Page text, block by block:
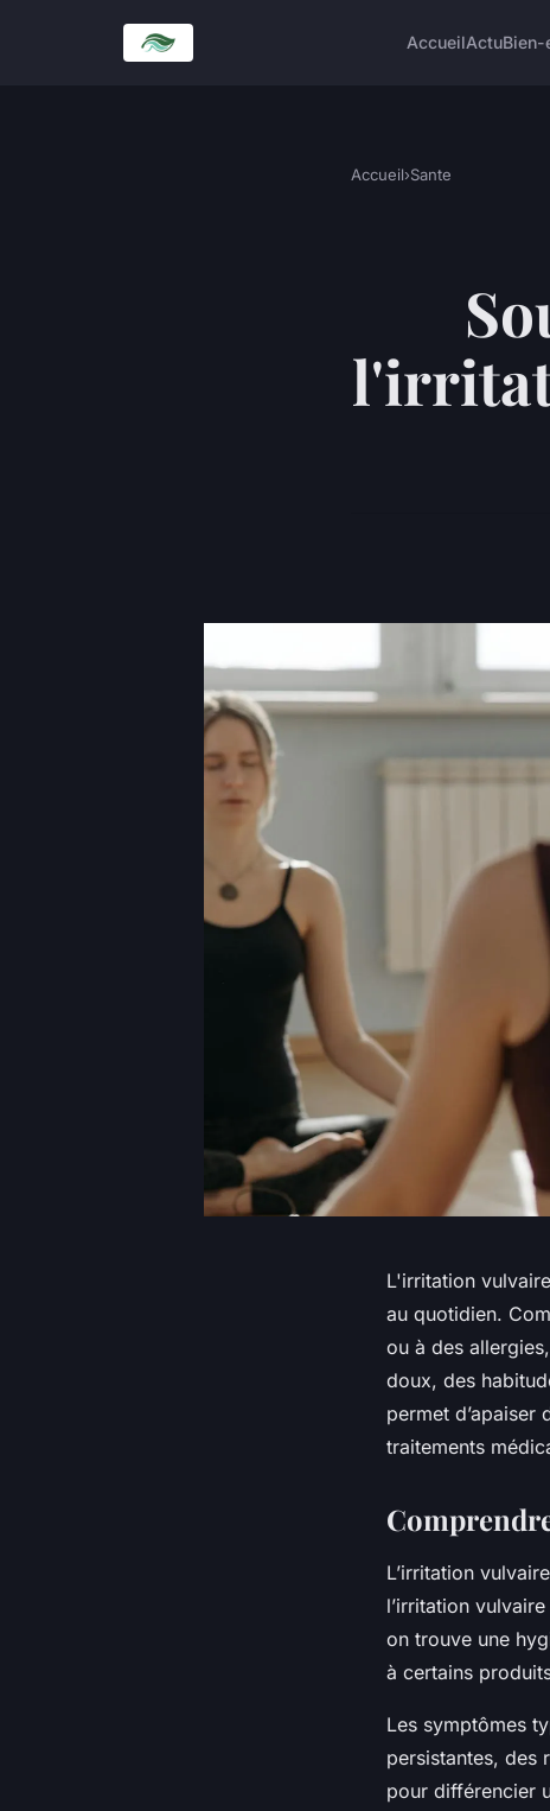
AccueilActuBien-
Accueil›Sante
L'irritation
au quotidien.
ou à des
doux, des
permet d’apaiser
traitements
L’irritation
l’irritation
on trouve une
à certains
Les symptômes
persistantes, des
pour différencier